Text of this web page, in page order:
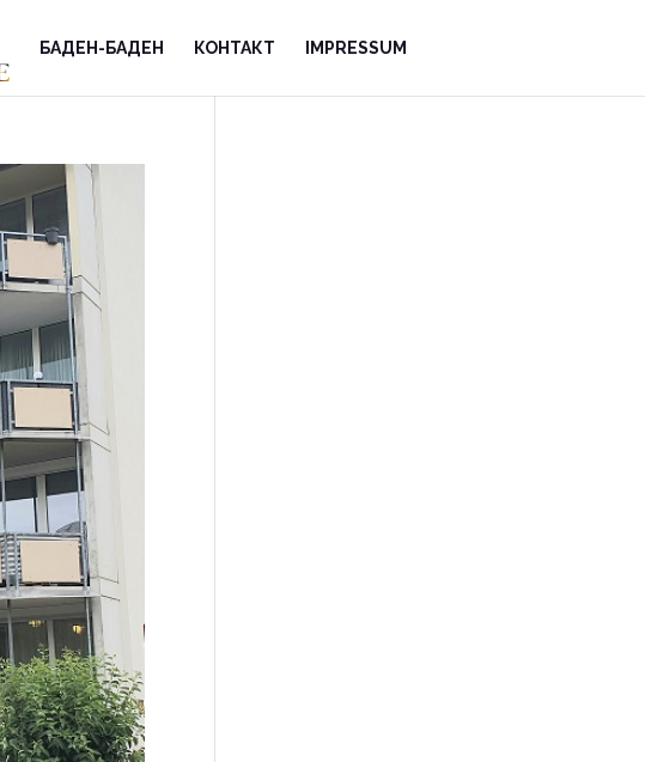
БАДЕН-БАДЕН КОНТАКТ IMPRESSUM